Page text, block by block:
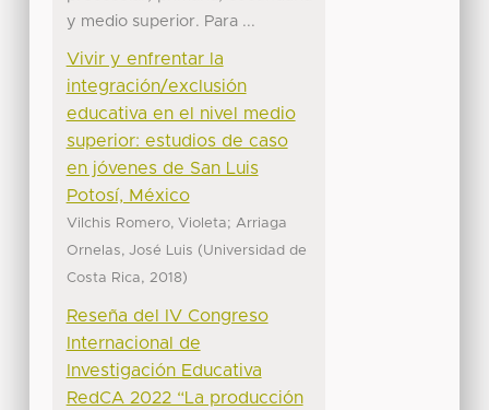
y medio superior. Para ...
Vivir y enfrentar la
integración/exclusión
educativa en el nivel medio
superior: estudios de caso
en jóvenes de San Luis
Potosí, México
Vilchis Romero, Violeta; Arriaga
Ornelas, José Luis (Universidad de
Costa Rica, 2018)
Reseña del IV Congreso
Internacional de
Investigación Educativa
RedCA 2022 “La producción